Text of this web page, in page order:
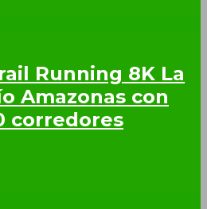
Running 8K La
Amazonas con
corredores